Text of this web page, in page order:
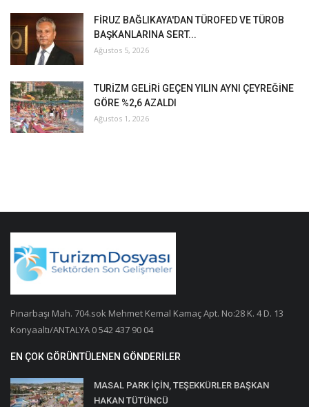
FİRUZ BAĞLIKAYA'DAN TÜROFED VE TÜROB
BAŞKANLARINA SERT...
Ağustos 5, 2026
TURİZM GELİRİ GEÇEN YILIN AYNI ÇEYREĞİNE
GÖRE %2,6 AZALDI
Ağustos 1, 2026
Pınarbaşı Mah. 704.sok Mehmet Kemal Kamaç Apt. No:28 K. 4 D. 13
Konyaaltı/ANTALYA 0 542 437 90 04
EN ÇOK GÖRÜNTÜLENEN GÖNDERILER
MASAL PARK İÇİN, TEŞEKKÜRLER BAŞKAN
HAKAN TÜTÜNCÜ